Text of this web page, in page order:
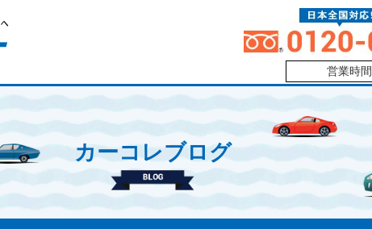
営業時
カーコレブログ